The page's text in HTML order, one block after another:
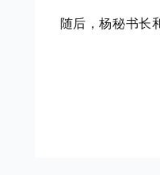
随后，杨秘书长和